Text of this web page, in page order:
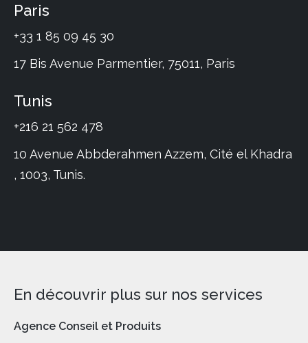
Paris
+33 1 85 09 45 30
17 Bis Avenue Parmentier, 75011, Paris
Tunis
+216 21 562 478
10 Avenue Abbderahmen Azzem, Cité el Khadra
, 1003, Tunis.
En découvrir plus sur nos services
Agence Conseil et Produits